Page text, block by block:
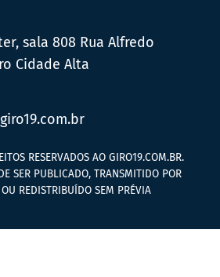
sala 808 Rua Alfredo
Cidade Alta
RESERVADOS AO GIRO19.COM.BR.
SER PUBLICADO, TRANSMITIDO POR
OU REDISTRIBUÍDO SEM PRÉVIA